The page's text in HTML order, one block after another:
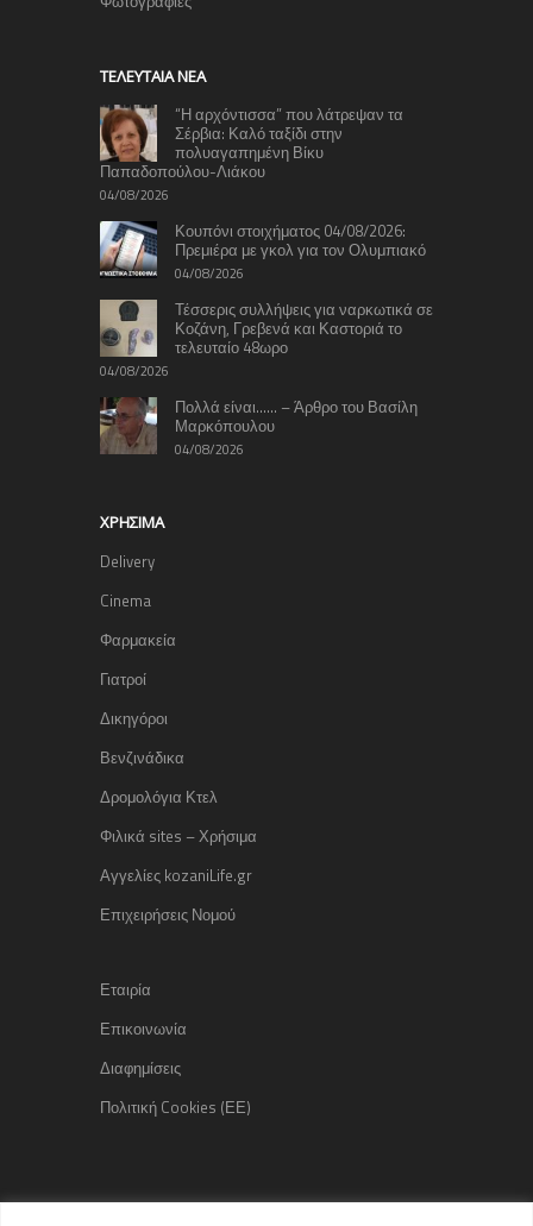
TΕΛΕΥΤΑΊΑ ΝΈΑ
“Η αρχόντισσα” που λάτρεψαν τα
Σέρβια: Καλό ταξίδι στην
πολυαγαπημένη Βίκυ
Παπαδοπούλου-Λιάκου
04/08/2026
Κουπόνι στοιχήματος 04/08/2026:
Πρεμιέρα με γκολ για τον Ολυμπιακό
04/08/2026
Τέσσερις συλλήψεις για ναρκωτικά σε
Κοζάνη, Γρεβενά και Καστοριά το
τελευταίο 48ωρο
04/08/2026
Πολλά είναι…… – Άρθρο του Βασίλη
Μαρκόπουλου
04/08/2026
ΧΡΉΣΙΜΑ
Delivery
Cinema
Φαρμακεία
Γιατροί
Δικηγόροι
Βενζινάδικα
Δρομολόγια Κτελ
Φιλικά sites – Χρήσιμα
Αγγελίες kozaniLife.gr
Επιχειρήσεις Νομού
Εταιρία
Επικοινωνία
Διαφημίσεις
Πολιτική Cookies (ΕΕ)